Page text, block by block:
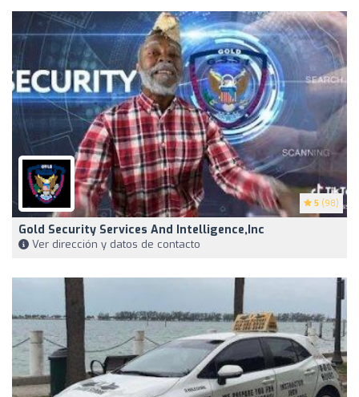
5 (98)
Gold Security Services And Intelligence,Inc
Ver dirección y datos de contacto